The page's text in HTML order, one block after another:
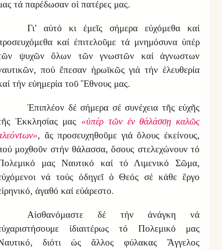
τά παρέδωσαν οἱ πατέρες μας.
Γι’ αὐτό κι ἐμεῖς σήμερα εὐχόμεθα καί
καί ἐπιτελοῦμε τά μνημόσυνα ὑπἐρ
ψυχῶν ὅλων τῶν γνωστῶν καί ἀγνωστων
πού ἔπεσαν ἡρωϊκῶς γιά τήν ἐλευθερία
τήν εὐημερία τοῦ Ἔθνους μας.
Ἐπιπλέον δέ σήμερα σέ συνέχεια τῆς εὐχῆς
Ἐκκλησίας μας «ὑπέρ τῶν ἐν θάλάσσῃ καλῶς
, ἄς προσευχηθοῦμε γιά ὅλους ἐκείνους,
μοχθοῦν στήν θάλασσα, ὅσους στελεχώνουν τό
μας Ναυτικό καί τό Λιμενικό Σῶμα,
νά τούς ὁδηγεῖ ὁ Θεός σέ κάθε ἔργο
ἀγαθό καί εὐάρεστο.
Αἰσθανόμαστε δέ τήν ἀνάγκη νά
ἰδιαιτέρως τό Πολεμικό μας
διότι ὡς ἄλλος φύλακας Ἄγγελος